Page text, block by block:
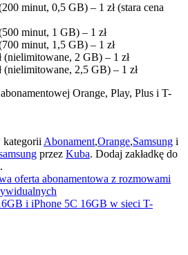
minut, 0,5 GB) – 1 zł (stara cena
minut, 1 GB) – 1 zł
minut, 1,5 GB) – 1 zł
(nielimitowane, 2 GB) – 1 zł
(nielimitowane, 2,5 GB) – 1 zł
Orange, Play, Plus i T-
Abonament,Orange,Samsung i
przez Kuba. Dodaj zakładkę do
.
oferta abonamentowa z rozmowami
i iPhone 5C 16GB w sieci T-